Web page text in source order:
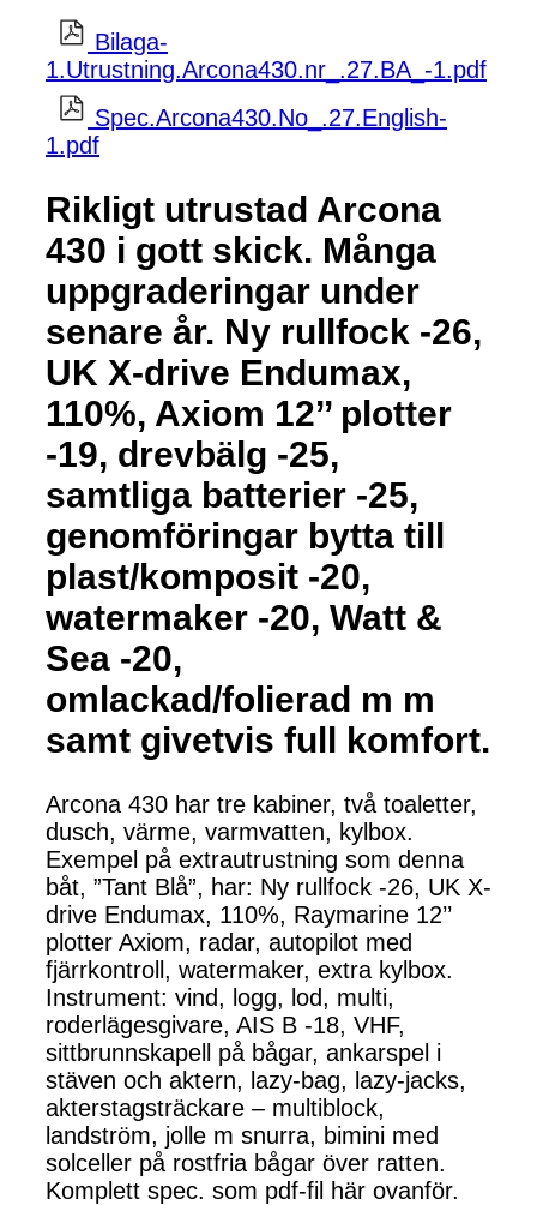
Bilaga-
1.Utrustning.Arcona430.nr_.27.BA_-1.pdf
Spec.Arcona430.No_.27.English-
1.pdf
Rikligt utrustad Arcona
430 i gott skick. Många
uppgraderingar under
senare år. Ny rullfock -26,
UK X-drive Endumax,
110%, Axiom 12’’ plotter
-19, drevbälg -25,
samtliga batterier -25,
genomföringar bytta till
plast/komposit -20,
watermaker -20, Watt &
Sea -20,
omlackad/folierad m m
samt givetvis full komfort.
Arcona 430 har tre kabiner, två toaletter,
dusch, värme, varmvatten, kylbox.
Exempel på extrautrustning som denna
båt, ”Tant Blå”, har: Ny rullfock -26, UK X-
drive Endumax, 110%, Raymarine 12’’
plotter Axiom, radar, autopilot med
fjärrkontroll, watermaker, extra kylbox.
Instrument: vind, logg, lod, multi,
roderlägesgivare, AIS B -18, VHF,
sittbrunnskapell på bågar, ankarspel i
stäven och aktern, lazy-bag, lazy-jacks,
akterstagsträckare – multiblock,
landström, jolle m snurra, bimini med
solceller på rostfria bågar över ratten.
Komplett spec. som pdf-fil här ovanför.